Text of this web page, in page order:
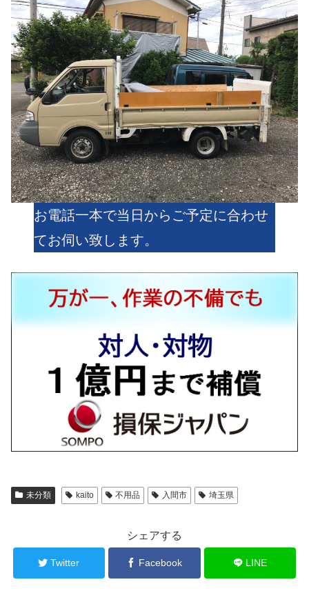
お電話一本で当日からご予定に合わせ
てお伺い致します。
未分類 kaito 不用品 入間市 埼玉県
シェアする
Twitter Facebook LINE